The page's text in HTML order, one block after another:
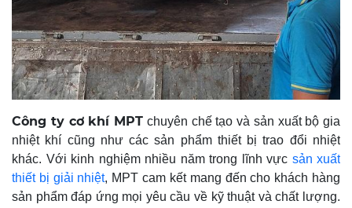
Công ty cơ khí MPT chuyên chế tạo và sản xuất bộ gia
nhiệt khí cũng như các sản phẩm thiết bị trao đổi nhiệt
khác. Với kinh nghiệm nhiều năm trong lĩnh vực sản xuất
thiết bị giải nhiệt, MPT cam kết mang đến cho khách hàng
sản phẩm đáp ứng mọi yêu cầu về kỹ thuật và chất lượng.